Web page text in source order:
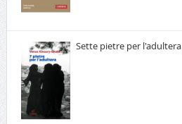
Sette pietre per l'adultera